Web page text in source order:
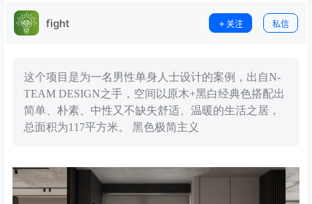
fight 关注 私信
这个项目是为一名男性单身人士设计的案例，出自N-
TEAM DESIGN之手，空间以原木+黑白经典色搭配出
简单、朴素、中性又不缺失舒适、温暖的生活之居，
总面积为117平方米。 黑色极简主义